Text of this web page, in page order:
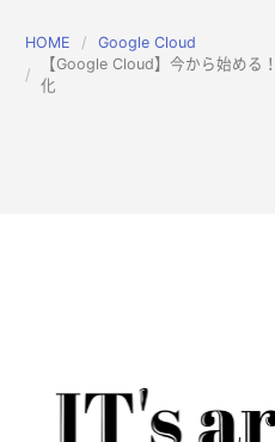
HOME
Google Cloud
【Google Cloud】今から始める
化